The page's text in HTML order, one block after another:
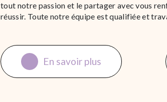
tout notre passion et le partager avec vous
réussir. Toute notre équipe est qualifiée et
En savoir plus